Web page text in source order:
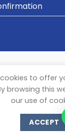
to offer
browsing this
our use of
ACCEPT